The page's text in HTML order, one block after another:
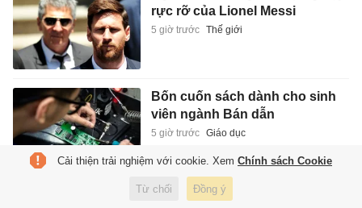
rực rỡ của Lionel Messi
5 giờ trước Thế giới
Bốn cuốn sách dành cho sinh
viên ngành Bán dẫn
5 giờ trước Giáo dục
Quốc Cơ chia sẻ về việc tốt
Cải thiện trải nghiệm với cookie. Xem Chính sách Cookie
Từ chối Đồng ý